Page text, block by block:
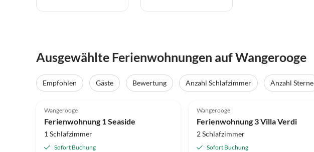
Ausgewählte Ferienwohnungen auf Wangerooge
Empfohlen Gäste Bewertung Anzahl Schlafzimmer Anzahl Sterne
Wangerooge
Ferienwohnung 1 Seaside
1 Schlafzimmer
Sofort Buchung
Wangerooge
Ferienwohnung 3 Villa Verdi
2 Schlafzimmer
Sofort Buchung